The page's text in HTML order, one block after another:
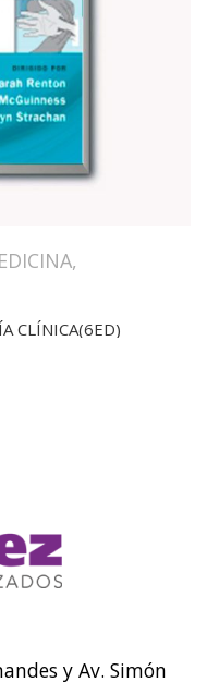
,
CLÍNICA(6ED)
y Av. Simón